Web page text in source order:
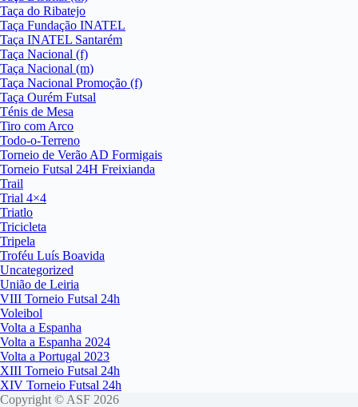
Taça do Ribatejo
Taça Fundação INATEL
Taça INATEL Santarém
Taça Nacional (f)
Taça Nacional (m)
Taça Nacional Promoção (f)
Taça Ourém Futsal
Ténis de Mesa
Tiro com Arco
Todo-o-Terreno
Torneio de Verão AD Formigais
Torneio Futsal 24H Freixianda
Trail
Trial 4×4
Triatlo
Tricicleta
Tripela
Troféu Luís Boavida
Uncategorized
União de Leiria
VIII Torneio Futsal 24h
Voleibol
Volta a Espanha
Volta a Espanha 2024
Volta a Portugal 2023
XIII Torneio Futsal 24h
XIV Torneio Futsal 24h
Copyright © ASF 2026